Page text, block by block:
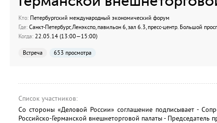
Кто: Петербургский международный экономический форум
Где: Санкт-Петербург, Ленэкспо, павильон 6, зал 6.3, пресс-центр. Большой
Когда: 22.05.14 (13:00—15:00)
Встреча 653 просмотра
Список участников:
Со стороны «Деловой России» соглашение подписывает -
Российско-Германской внешнеторговой палаты - Председатель